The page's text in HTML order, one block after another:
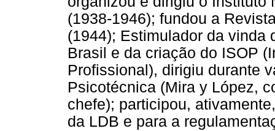
(1938-1946); fundou a
(1944); Estimulador da vinda
Brasil e da criação do ISOP
Profissional), dirigiu durante
Psicotécnica (Mira y López,
chefe); participou,
da LDB e para a